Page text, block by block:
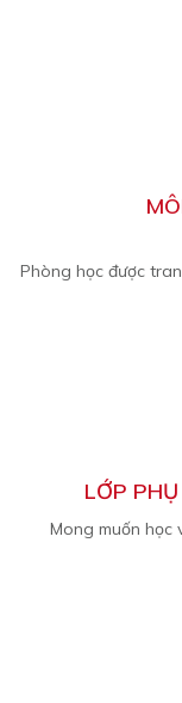
Phòng học được
LỚP
Mong muốn học